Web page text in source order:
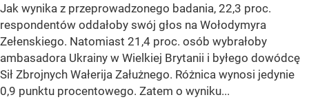
Jak wynika z przeprowadzonego badania, 22,3 proc.
respondentów oddałoby swój głos na Wołodymyra
Zełenskiego. Natomiast 21,4 proc. osób wybrałoby
ambasadora Ukrainy w Wielkiej Brytanii i byłego dowódcę
Sił Zbrojnych Wałerija Załużnego. Różnica wynosi jedynie
0,9 punktu procentowego. Zatem o wyniku...